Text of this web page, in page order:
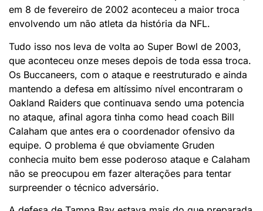
em 8 de fevereiro de 2002 aconteceu a maior troca
envolvendo um não atleta da história da NFL.
Tudo isso nos leva de volta ao Super Bowl de 2003,
que aconteceu onze meses depois de toda essa troca.
Os Buccaneers, com o ataque e reestruturado e ainda
mantendo a defesa em altíssimo nível encontraram o
Oakland Raiders que continuava sendo uma potencia
no ataque, afinal agora tinha como head coach Bill
Calaham que antes era o coordenador ofensivo da
equipe. O problema é que obviamente Gruden
conhecia muito bem esse poderoso ataque e Calaham
não se preocupou em fazer alterações para tentar
surpreender o técnico adversário.